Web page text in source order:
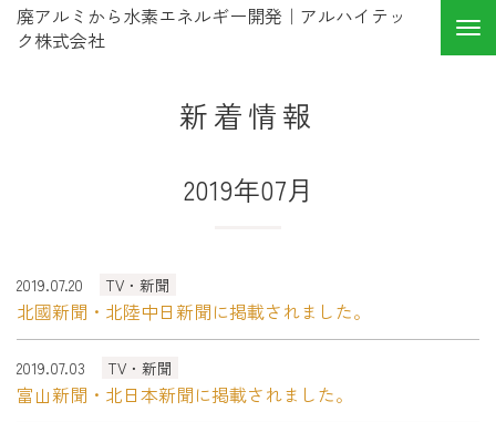
廃アルミから水素エネルギー開発｜アルハイテッ
ク株式会社
新着情報
2019年07月
2019.07.20 TV・新聞
北國新聞・北陸中日新聞に掲載されました。
2019.07.03 TV・新聞
富山新聞・北日本新聞に掲載されました。